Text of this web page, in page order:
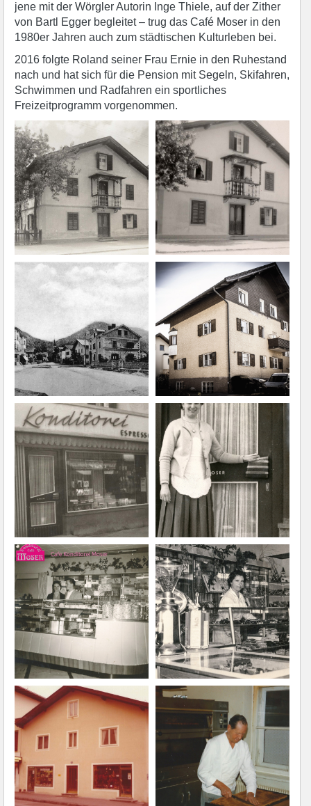
jene mit der Wörgler Autorin Inge Thiele, auf der Zither
von Bartl Egger begleitet – trug das Café Moser in den
1980er Jahren auch zum städtischen Kulturleben bei.
2016 folgte Roland seiner Frau Ernie in den Ruhestand
nach und hat sich für die Pension mit Segeln, Skifahren,
Schwimmen und Radfahren ein sportliches
Freizeitprogramm vorgenommen.